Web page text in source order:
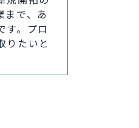
まで、あ
す。プロ
りたいと